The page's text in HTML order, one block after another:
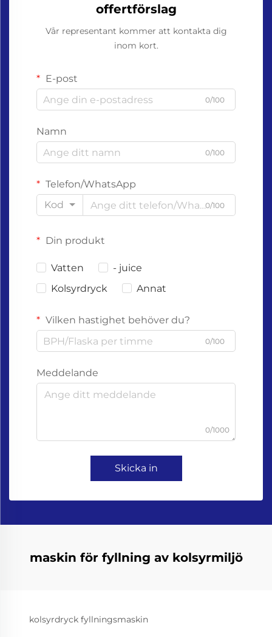
offertförslag
Vår representant kommer att kontakta dig
inom kort.
E-post
0/100
Namn
0/100
Telefon/WhatsApp
Kod
0/100
Din produkt
Vatten
- juice
Kolsyrdryck
Annat
Vilken hastighet behöver du?
0/100
Meddelande
0/1000
Skicka in
maskin för fyllning av kolsyrmiljö
kolsyrdryck fyllningsmaskin